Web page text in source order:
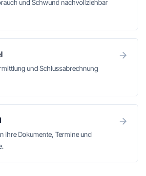
und Schwund nachvollziehbar
und Schlussabrechnung
ihre Dokumente, Termine und